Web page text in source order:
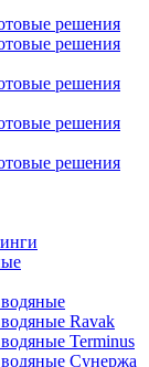
решения
решения
решения
решения
решения
Ravak
Terminus
Сунержа